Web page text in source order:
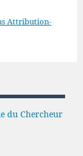
Attribution-
du Chercheur